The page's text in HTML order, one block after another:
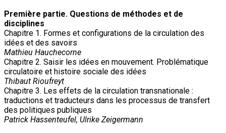
Première partie. Questions de méthodes et de
disciplines
Chapitre 1. Formes et configurations de la circulation des
idées et des savoirs
Mathieu Hauchecorne
Chapitre 2. Saisir les idées en mouvement. Problématique
circulatoire et histoire sociale des idées
Thibaut Rioufreyt
Chapitre 3. Les effets de la circulation transnationale :
traductions et traducteurs dans les processus de transfert
des politiques publiques
Patrick Hassenteufel, Ulrike Zeigermann